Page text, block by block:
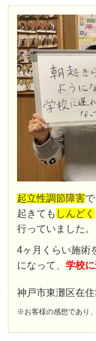
起立性調節障害
起きても しんどく
行っていました。
4ヶ月くらい施術
になって、学校
神戸市東灘区在
※お客様の感想であり